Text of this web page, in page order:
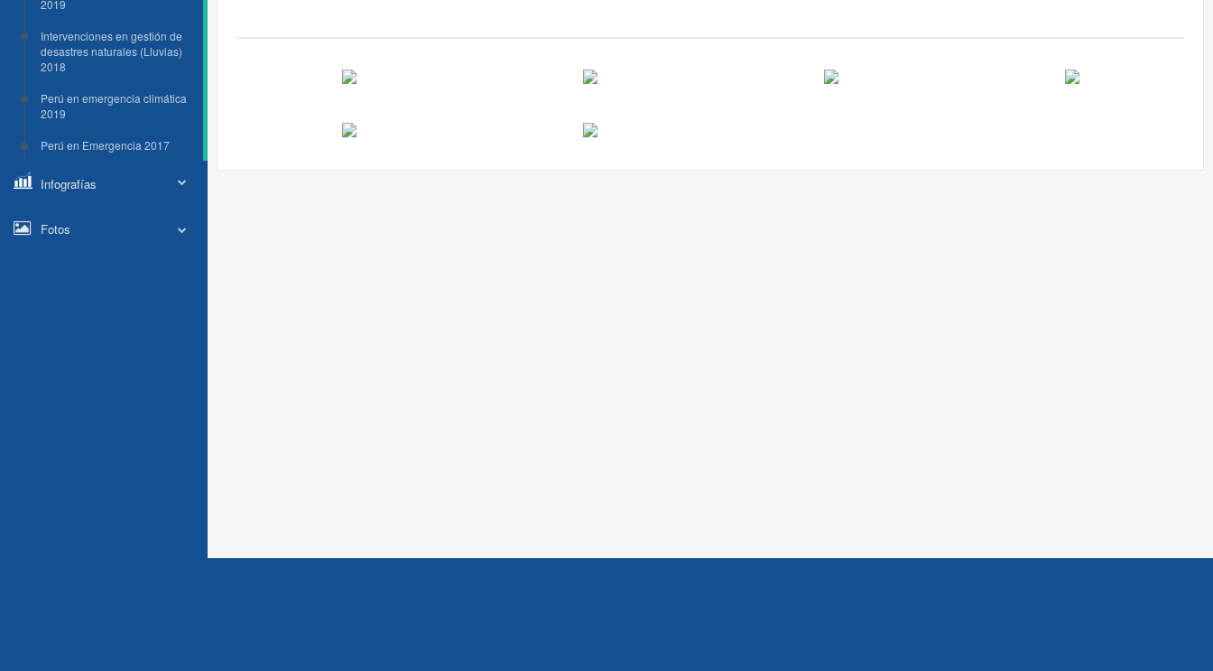
2019
Intervenciones en gestión de
desastres naturales (Lluvias)
2018
Perú en emergencia climática
2019
Perú en Emergencia 2017
Infografías
Fotos